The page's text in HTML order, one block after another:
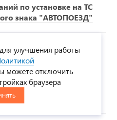
по установке на ТС
знака "АВТОПОЕЗД"
о разъяснении
РФ в части движения
дорогам РФ
и (или)
транспортного
улучшения работы
можете отключить
браузера